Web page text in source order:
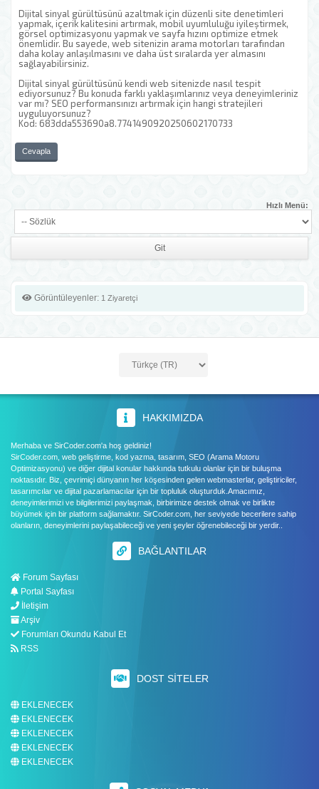
Dijital sinyal gürültüsünü azaltmak için düzenli site denetimleri
yapmak, içerik kalitesini artırmak, mobil uyumluluğu iyileştirmek,
görsel optimizasyonu yapmak ve sayfa hızını optimize etmek
önemlidir. Bu sayede, web sitenizin arama motorları tarafından
daha kolay anlaşılmasını ve daha üst sıralarda yer almasını
sağlayabilirsiniz.
Dijital sinyal gürültüsünü kendi web sitenizde nasıl tespit
ediyorsunuz? Bu konuda farklı yaklaşımlarınız veya deneyimleriniz
var mı? SEO performansınızı artırmak için hangi stratejileri
uyguluyorsunuz?
Kod: 683dda553690a8.7741490920250602170733
Cevapla
Hızlı Menü:
Görüntüleyenler: 1 Ziyaretçi
HAKKIMIZDA
Merhaba ve SirCoder.com'a hoş geldiniz!
SirCoder.com, web geliştirme, kod yazma, tasarım, SEO (Arama Motoru
Optimizasyonu) ve diğer dijital konular hakkında tutkulu olanlar için bir buluşma
noktasıdır. Biz, çevrimiçi dünyanın her köşesinden gelen webmasterlar, geliştiriciler,
tasarımcılar ve dijital pazarlamacılar için bir topluluk oluşturduk.Amacımız,
deneyimlerimizi ve bilgilerimizi paylaşmak, birbirimize destek olmak ve birlikte
büyümek için bir platform sağlamaktır. SirCoder.com, her seviyede becerilere sahip
olanların, deneyimlerini paylaşabileceği ve yeni şeyler öğrenebileceği bir yerdir..
BAĞLANTILAR
Forum Sayfası
Portal Sayfası
İletişim
Arşiv
Forumları Okundu Kabul Et
RSS
DOST SITELER
EKLENECEK
EKLENECEK
EKLENECEK
EKLENECEK
EKLENECEK